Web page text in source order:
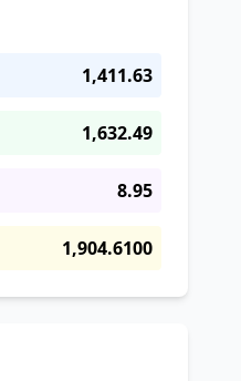
1,411.63
1,632.49
8.95
1,904.6100